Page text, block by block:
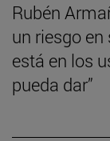
Rubén
un riesgo
está en los
pueda dar”